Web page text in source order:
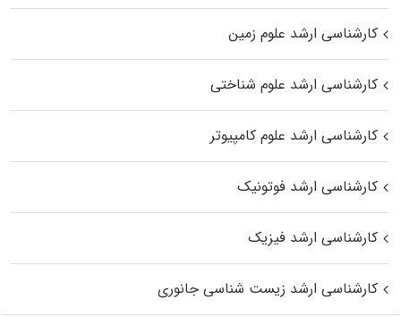
کارشناسی ارشد علوم زمین
کارشناسی ارشد علوم شناختی
کارشناسی ارشد علوم کامپیوتر
کارشناسی ارشد فوتونیک
کارشناسی ارشد فیزیک
کارشناسی ارشد زیست‌ شناسی جانوری